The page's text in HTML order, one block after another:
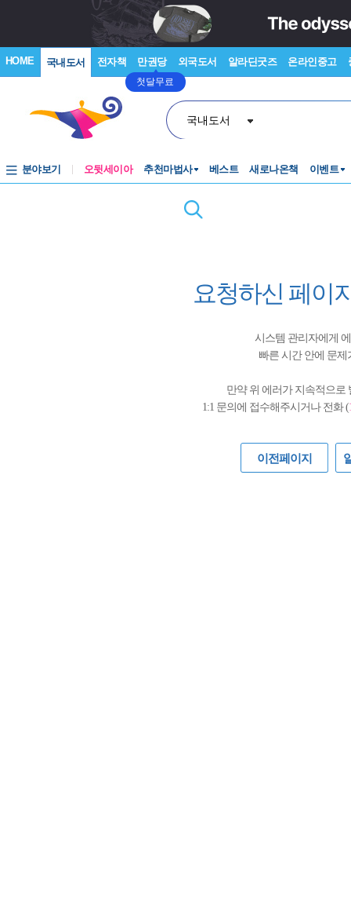
HOME 국내도서 전자책 만권당
첫달무료
외국도서 알라딘굿즈 온라인중고
국내도서
분야보기 오뒷세이아 추천마법사 베스트 새로나온책 이벤트
요청하신 페이
시스템 관리자에게
빠른 시간 안에 문
만약 위 에러가 지속적으로
1:1 문의에 접수해주시거나 전화 (
이전페이지